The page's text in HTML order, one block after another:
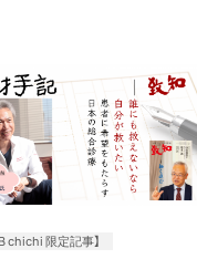
chichi 限定記事】